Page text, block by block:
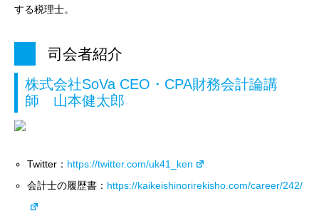
する税理士。
司会者紹介
株式会社SoVa CEO・CPA財務会計論講
師 山本健太郎
Twitter： https://twitter.com/uk41_ken
会計士の履歴書： https://kaikeishinorirekisho.com/career/242/